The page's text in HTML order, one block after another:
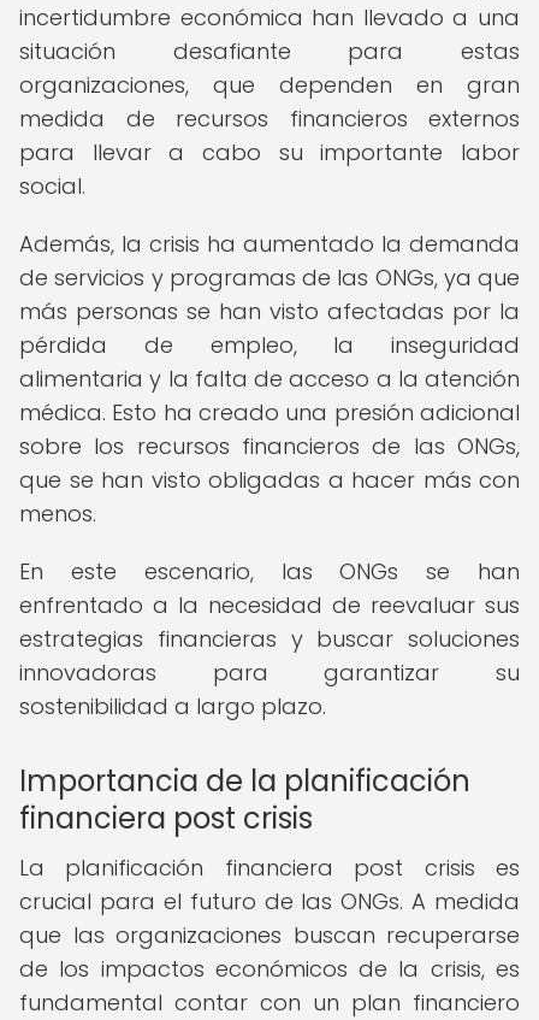
incertidumbre económica han llevado a una
situación desafiante para estas
organizaciones, que dependen en gran
medida de recursos financieros externos
para llevar a cabo su importante labor
social.
Además, la crisis ha aumentado la demanda
de servicios y programas de las ONGs, ya que
más personas se han visto afectadas por la
pérdida de empleo, la inseguridad
alimentaria y la falta de acceso a la atención
médica. Esto ha creado una presión adicional
sobre los recursos financieros de las ONGs,
que se han visto obligadas a hacer más con
menos.
En este escenario, las ONGs se han
enfrentado a la necesidad de reevaluar sus
estrategias financieras y buscar soluciones
innovadoras para garantizar su
sostenibilidad a largo plazo.
Importancia de la planificación
financiera post crisis
La planificación financiera post crisis es
crucial para el futuro de las ONGs. A medida
que las organizaciones buscan recuperarse
de los impactos económicos de la crisis, es
fundamental contar con un plan financiero